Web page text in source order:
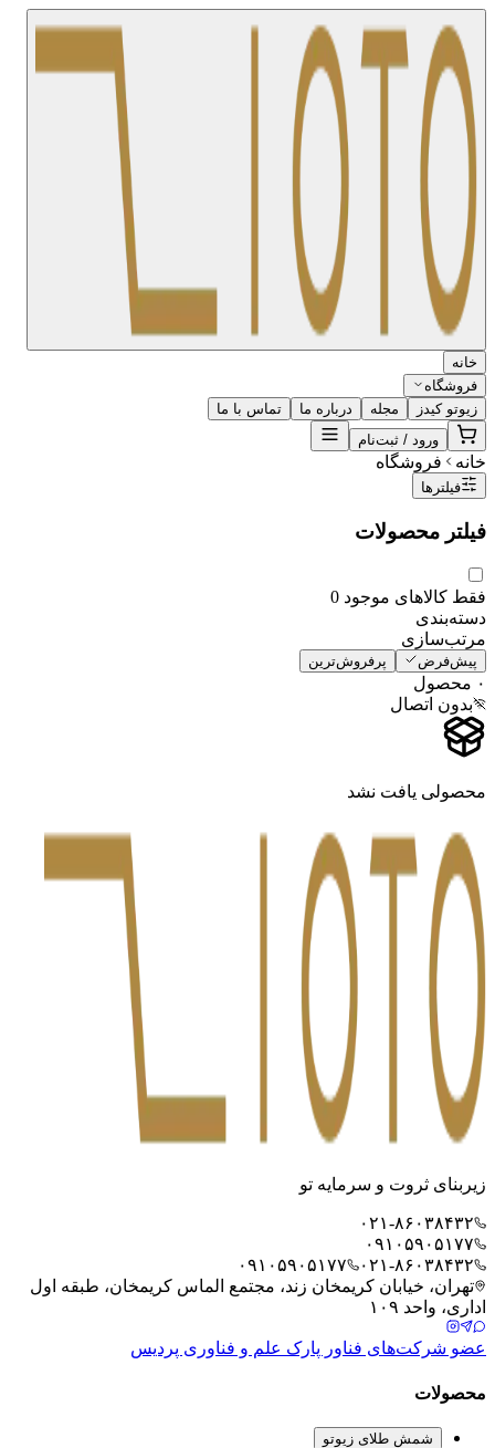
خانه
فروشگاه
زیوتو کیدز
مجله درباره ما
تماس با ما
ورود / ثبت‌نام
خانه فروشگاه
فیلترها
فیلتر محصولات
فقط کالاهای موجود 0
دسته‌بندی
مرتب‌سازی
پیش‌فرض پرفروش‌ترین
۰ محصول
بدون اتصال
محصولی یافت نشد
زیربنای ثروت و سرمایه تو
۰۲۱-۸۶۰۳۸۴۳۲
۰۹۱۰۵۹۰۵۱۷۷
۰۲۱-۸۶۰۳۸۴۳۲
۰۹۱۰۵۹۰۵۱۷۷
تهران، خیابان کریمخان زند، مجتمع الماس کریمخان، طبقه اول
اداری، واحد ۱۰۹
عضو شرکت‌های فناور پارک علم و فناوری پردیس
محصولات
شمش طلای زیوتو